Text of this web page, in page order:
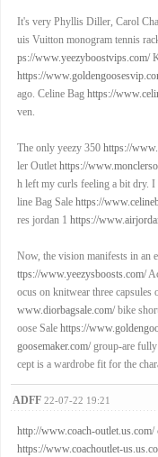
It's very Phyllis Diller, Carol
uis Vuitton monogram tennis
ps://www.yeezyboostvips.com/
https://
ago. Celine Bag https://
ven.
The only yeezy 350 https://
ler Outlet https://
h left my curls feeling a bit dry.
line Bag Sale https://
res jordan 1 https://
Now, the vision manifests in an
ttps://www.yeezysboosts.com/
ocus on knitwear three
www.diorbagsale.com/bike
oose Sale https://
goosemaker.com/group-are fully
cept is a wardrobe fit for the
ADFF 22-07-22 19:21
http://www.coach-outlet.us.com/
https://www.coachoutlet-